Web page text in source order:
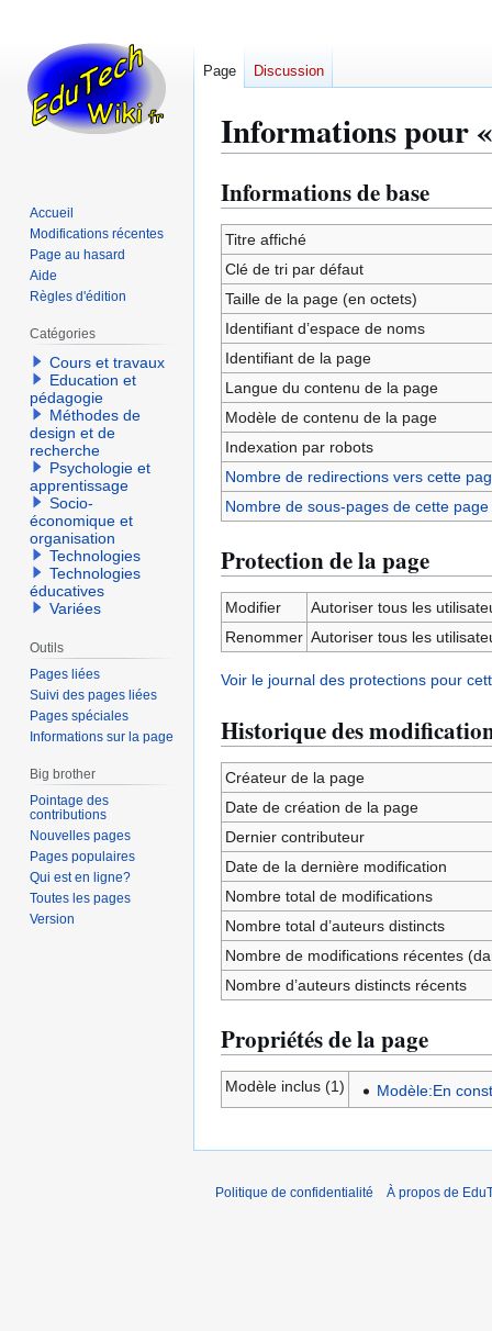
Informations pour
Aller
à
la
navigation
Aller
à
la
recherche
Informations de base
Titre affiché
Clé de tri par défaut
Taille de la page (en octets)
Identifiant dʼespace de noms
Identifiant de la page
Langue du contenu de la page
Modèle de contenu de la page
Indexation par robots
Nombre de redirections vers cette
Nombre de sous-pages de cette page
Protection de la page
Modifier
Autoriser tous les
Renommer Autoriser tous les
Voir le journal des protections pour
Historique des
Créateur de la page
Date de création de la page
Dernier contributeur
Date de la dernière modification
Nombre total de modifications
Nombre total d’auteurs distincts
Nombre de modifications récentes
Nombre d’auteurs distincts récents
Propriétés de la page
Modèle inclus (1) Modèle:En
Page Discussion
Accueil
Modifications récentes
Page au hasard
Aide
Règles d'édition
Catégories
Cours et travaux
Education et
pédagogie
Méthodes de
design et de
recherche
Psychologie et
apprentissage
Socio-
économique et
organisation
Technologies
Technologies
éducatives
Variées
Outils
Pages liées
Suivi des pages liées
Pages spéciales
Informations sur la page
Big brother
Pointage des
contributions
Nouvelles pages
Pages populaires
Qui est en ligne?
Toutes les pages
Version
Politique de confidentialité À propos de